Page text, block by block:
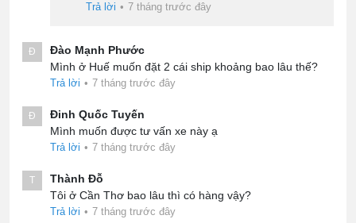
Trả lời • 7 tháng trước đây
Đ
Đào Mạnh Phước
Mình ở Huế muốn đặt 2 cái ship khoảng bao lâu thế?
Trả lời • 7 tháng trước đây
Đ
Đinh Quốc Tuyến
Mình muốn được tư vấn xe này ạ
Trả lời • 7 tháng trước đây
T
Thành Đỗ
Tôi ở Cần Thơ bao lâu thì có hàng vậy?
Trả lời • 7 tháng trước đây